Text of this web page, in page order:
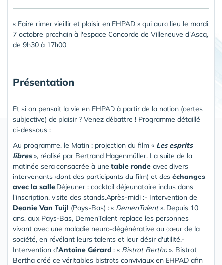
« Faire rimer vieillir et plaisir en EHPAD » qui aura lieu le mardi
7 octobre prochain à l'espace Concorde de Villeneuve d'Ascq,
de 9h30 à 17h00
Présentation
Et si on pensait la vie en EHPAD à partir de la notion (certes
subjective) de plaisir ? Venez débattre ! Programme détaillé
ci-dessous :
Au programme, le Matin : projection du film « Les esprits
libres», réalisé par Bertrand Hagenmüller. La suite de la
matinée sera consacrée à une table ronde avec divers
intervenants (dont des participants du film) et des échanges
avec la salle.Déjeuner : cocktail déjeunatoire inclus dans
l'inscription, visite des stands.Après-midi :- Intervention de
Deanie Van Tuijl (Pays-Bas) : « DemenTalent». Depuis 10
ans, aux Pays-Bas, DemenTalent replace les personnes
vivant avec une maladie neuro-dégénérative au cœur de la
société, en révélant leurs talents et leur désir d'utilité.-
Intervention d'Antoine Gérard : « Bistrot Bertha». Bistrot
Bertha créé de véritables bistrots conviviaux en EHPAD afin